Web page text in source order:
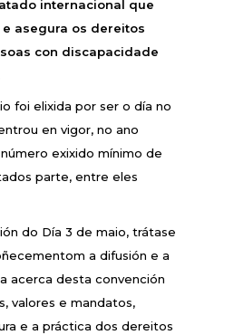
internacional que
asegura os dereitos
con discapacidade
foi elixida por ser o día no
en vigor, no ano
exixido mínimo de
parte, entre eles
do Día 3 de maio, trátase
a difusión e a
acerca desta convención
valores e mandatos,
e a práctica dos dereitos